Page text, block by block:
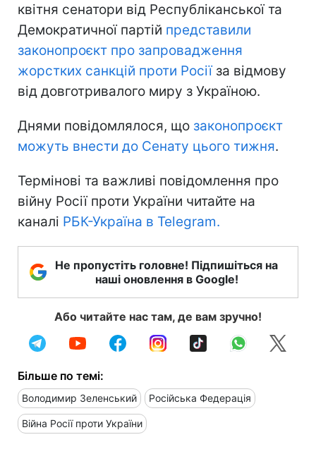
квітня сенатори від Республіканської та
Демократичної партій представили
законопроєкт про запровадження
жорстких санкцій проти Росіїза відмову
від довготривалого миру з Україною.
Днями повідомлялося, що законопроєкт
можуть внести до Сенату цього тижня.
Термінові та важливі повідомлення про
війну Росії проти України читайте на
каналі РБК-Україна в Telegram.
Не пропустіть головне! Підпишіться на
наші оновлення в Google!
Або читайте нас там, де вам зручно!
Більше по темі:
Володимир Зеленський Російська Федерація
Війна Росії проти України